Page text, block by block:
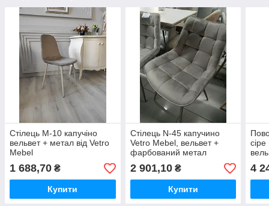
Стілець M-10 капучіно
вельвет + метал від Vetro
Mebel
1 688,70 ₴
Купити
Стілець N-45 капучино
Vetro Mebel, вельвет +
фарбований метал
2 901,10₴
Купити
4